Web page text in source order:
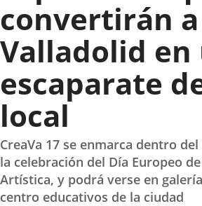
convertirán a
Valladolid en
escaparate
local
CreaVa 17 se enmarca dentro
la celebración del Día Europeo
Artística, y podrá verse en
centro educativos de la ciudad